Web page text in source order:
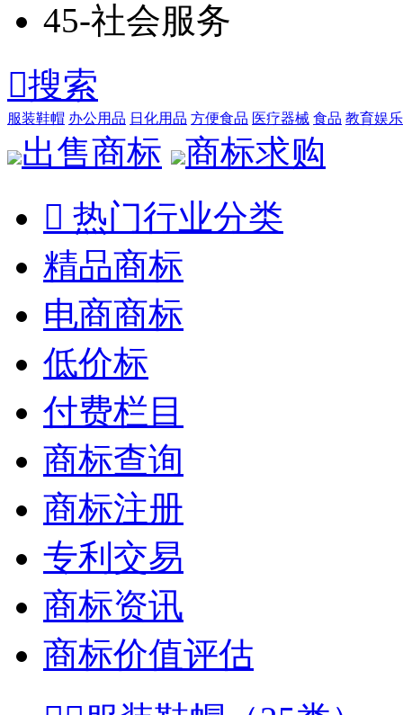
45-社会服务
搜索
服装鞋帽 办公用品 日化用品 方便食品 医疗器械 食品 教育娱乐
出售商标
商标求购
 热门行业分类
精品商标
电商商标
低价标
付费栏目
商标查询
商标注册
专利交易
商标资讯
商标价值评估